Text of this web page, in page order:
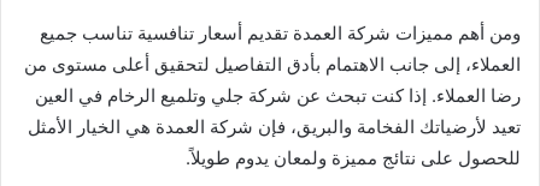
ومن أهم مميزات شركة العمدة تقديم أسعار تنافسية تناسب جميع
العملاء، إلى جانب الاهتمام بأدق التفاصيل لتحقيق أعلى مستوى من
رضا العملاء. إذا كنت تبحث عن شركة جلي وتلميع الرخام في العين
تعيد لأرضياتك الفخامة والبريق، فإن شركة العمدة هي الخيار الأمثل
للحصول على نتائج مميزة ولمعان يدوم طويلاً.